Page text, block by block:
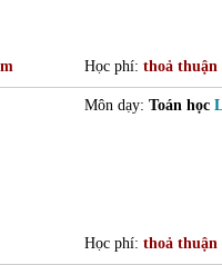
Học phí: thoả thuận
Môn dạy: Toán học
Học phí: thoả thuận